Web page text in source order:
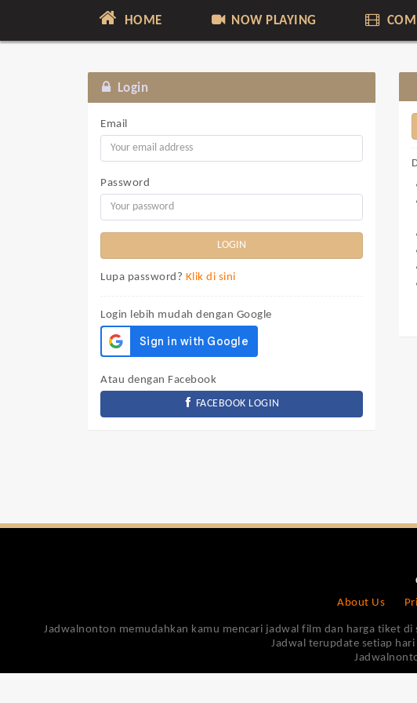
HOME NOW PLAYING
Login
Email
Password
Lupa password? Klik di sini
Login lebih mudah dengan Google
Atau dengan Facebook
FACEBOOK LOGIN
About Us
Jadwalnonton memudahkan kamu mencari jadwal film dan harga tiket di
Jadwal terupdate setiap